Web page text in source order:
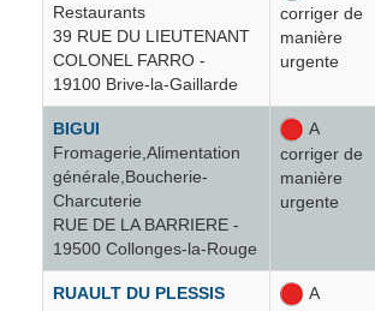
Eyrein
Favars
Feyt
Forgès
Restaurants
39 RUE DU LIEUTENANT
COLONEL FARRO -
19100 Brive-la-Gaillarde
corriger de
manière
urgente
BIGUI
Fromagerie,Alimentation
générale,Boucherie-
Charcuterie
RUE DE LA BARRIERE -
19500 Collonges-la-Rouge
A
corriger de
manière
urgente
RUAULT DU PLESSIS
A